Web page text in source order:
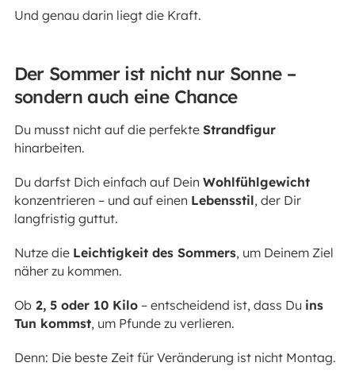
Und genau darin liegt die Kraft.
Der Sommer ist nicht nur Sonne –
sondern auch eine Chance
Du musst nicht auf die perfekte Strandfigur
hinarbeiten.
Du darfst Dich einfach auf Dein Wohlfühlgewicht
konzentrieren – und auf einen Lebensstil, der Dir
langfristig guttut.
Nutze die Leichtigkeit des Sommers, um Deinem Ziel
näher zu kommen.
Ob2, 5 oder 10 Kilo– entscheidend ist, dass Du ins
Tun kommst, um Pfunde zu verlieren.
Denn: Die beste Zeit für Veränderung ist nicht Montag.